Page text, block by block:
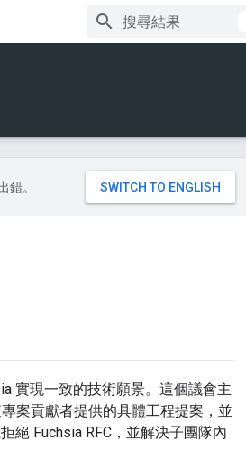
錯。
實現一致的技術願景。這個議會主
案貢獻者提供的具體工程提案，並
絕 Fuchsia RFC，並解決子團隊內